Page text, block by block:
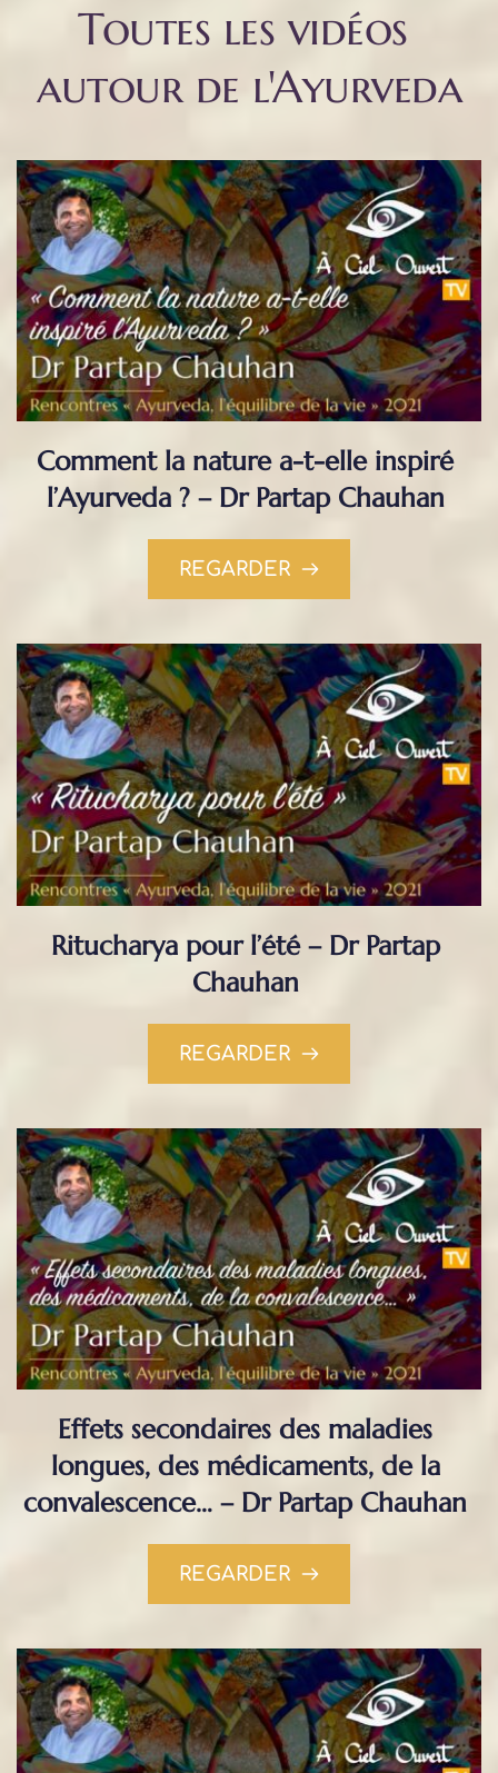
Toutes les vidéos
autour de l'Ayurveda
Comment la nature a-t-elle inspiré
l’Ayurveda ? – Dr Partap Chauhan
REGARDER
Ritucharya pour l’été – Dr Partap
Chauhan
REGARDER
Effets secondaires des maladies
longues, des médicaments, de la
convalescence… – Dr Partap Chauhan
REGARDER